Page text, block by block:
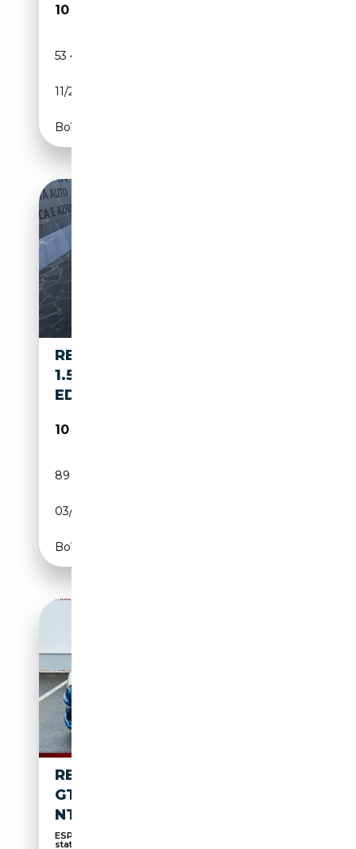
10 490€
53 468 km
11/2021
Boîte manuelle
RENAULT MEGANE SPORTER
1.5 BLUE DCI BUSINESS 115CV
EDC MY19
10 600€
89 000 km
03/2021
Boîte automatique
RENAULT MEGANE MEGANE
GT/NAVI/LED/KAMERA/AMBIE
NTE/BOSE
ESP, ABS, LED phare de jour, Caméra d'aide au
stat...